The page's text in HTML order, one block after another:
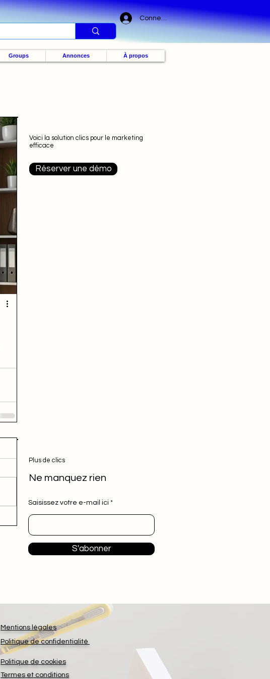
Connexion
Groups Annonces À propos
Voici la solution clics pour le marketing
efficace
Réserver une démo
Plus de clics
Ne manquez rien
Saisissez votre e-mail ici
S'abonner
Mentions légales
Politique de confidentialité
Termes et conditions
Politique de cookies